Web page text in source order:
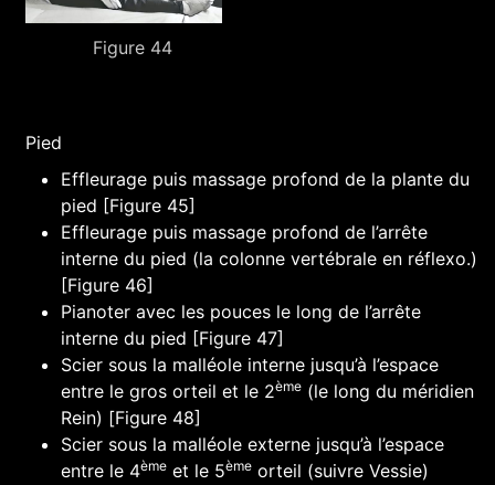
Figure 44
Pied
Effleurage puis massage profond de la plante du
pied [Figure 45]
Effleurage puis massage profond de l’arrête
interne du pied (la colonne vertébrale en réflexo.)
[Figure 46]
Pianoter avec les pouces le long de l’arrête
interne du pied [Figure 47]
Scier sous la malléole interne jusqu’à l’espace
entre le gros orteil et le 2ème (le long du méridien
Rein) [Figure 48]
Scier sous la malléole externe jusqu’à l’espace
entre le 4ème et le 5ème orteil (suivre Vessie)